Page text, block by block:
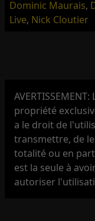
Dominic Maurais,
Live, Nick Cloutier
propriété
a le droit de
transmettre, de
totalité ou en
est la seule à
autoriser